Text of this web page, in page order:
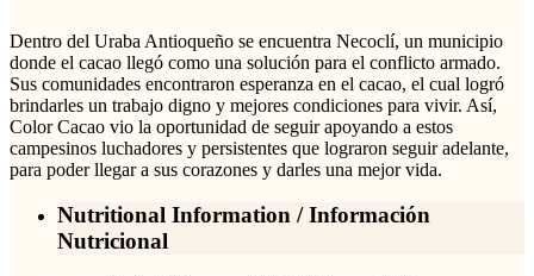
Dentro del Uraba Antioqueño se encuentra Necoclí, un municipio
donde el cacao llegó como una solución para el conflicto armado.
Sus comunidades encontraron esperanza en el cacao, el cual logró
brindarles un trabajo digno y mejores condiciones para vivir. Así,
Color Cacao vio la oportunidad de seguir apoyando a estos
campesinos luchadores y persistentes que lograron seguir adelante,
para poder llegar a sus corazones y darles una mejor vida.
Nutritional Information / Información
Nutricional